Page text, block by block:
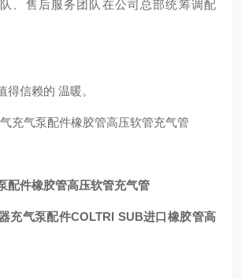
、售后服务团队在公司总部统筹调配
得信赖的 温暖。
配件橡胶管高压软管充气管
充气泵配件COLTRI SUB进口橡胶管高